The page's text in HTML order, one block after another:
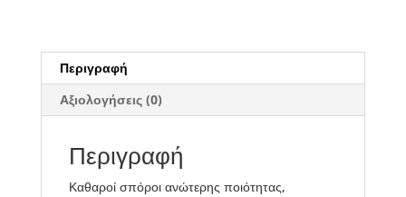
Περιγραφή
Αξιολογήσεις (0)
Περιγραφή
Καθαροί σπόροι ανώτερης ποιότητας,